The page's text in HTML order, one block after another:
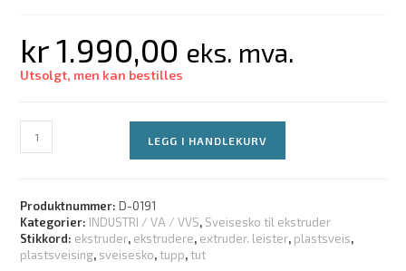
kr1.990,00 eks. mva.
Utsolgt, men kan bestilles
LEGG I HANDLEKURV
Produktnummer:D-0191
Kategorier: INDUSTRI / VA / VVS, Sveisesko til ekstruder
Stikkord: ekstruder, ekstrudere, extruder. leister, plastsveis,
plastsveising, sveisesko,tupp,tut